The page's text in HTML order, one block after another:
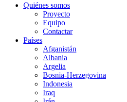
Quiénes somos
Proyecto
Equipo
Contactar
Países
Afganistán
Albania
Argelia
Bosnia-Herzegovina
Indonesia
Iraq